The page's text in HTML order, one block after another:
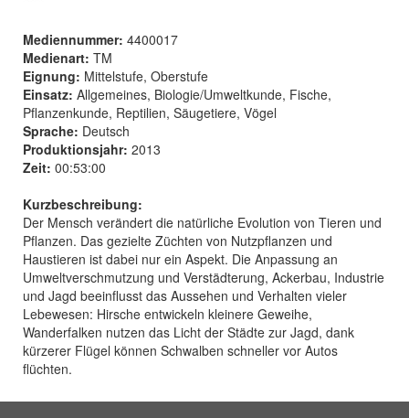
Mediennummer: 4400017
Medienart: TM
Eignung: Mittelstufe, Oberstufe
Einsatz: Allgemeines, Biologie/Umweltkunde, Fische,
Pflanzenkunde, Reptilien, Säugetiere, Vögel
Sprache: Deutsch
Produktionsjahr: 2013
Zeit: 00:53:00
Kurzbeschreibung:
Der Mensch verändert die natürliche Evolution von Tieren und
Pflanzen. Das gezielte Züchten von Nutzpflanzen und
Haustieren ist dabei nur ein Aspekt. Die Anpassung an
Umweltverschmutzung und Verstädterung, Ackerbau, Industrie
und Jagd beeinflusst das Aussehen und Verhalten vieler
Lebewesen: Hirsche entwickeln kleinere Geweihe,
Wanderfalken nutzen das Licht der Städte zur Jagd, dank
kürzerer Flügel können Schwalben schneller vor Autos
flüchten.